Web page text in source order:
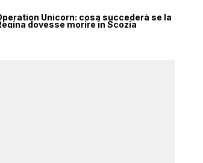
Unicorn: cosa succederà se la
dovesse morire in Scozia